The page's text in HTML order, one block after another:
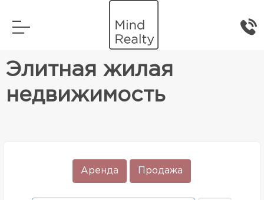
Элитная жилая недвижимость
Элитная жилая
недвижимость
Аренда Продажа